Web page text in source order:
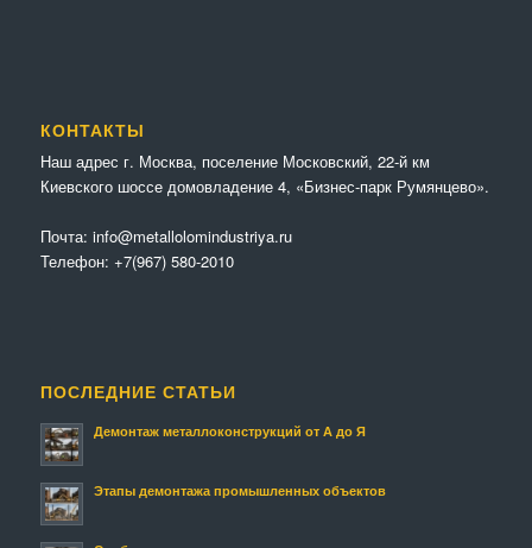
КОНТАКТЫ
Наш адрес г. Москва, поселение Московский, 22-й км
Киевского шоссе домовладение 4, «Бизнес-парк Румянцево».
Почта: info@metallolomindustriya.ru
Телефон: +7(967) 580-2010
ПОСЛЕДНИЕ СТАТЬИ
Демонтаж металлоконструкций от А до Я
Этапы демонтажа промышленных объектов